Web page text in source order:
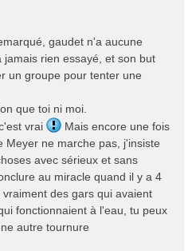
gaudet n'a aucune
rien essayé, et son but
un groupe pour tenter une
que toi ni moi.
vrai
Mais encore une fois
Meyer ne marche pas, j'insiste
avec sérieux et sans
au miracle quand il y a 4
des gars qui avaient
fonctionnaient à l'eau, tu peux
autre tournure